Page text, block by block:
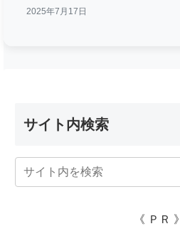
2025年7月17日
サイト内検索
《 ＰＲ 》